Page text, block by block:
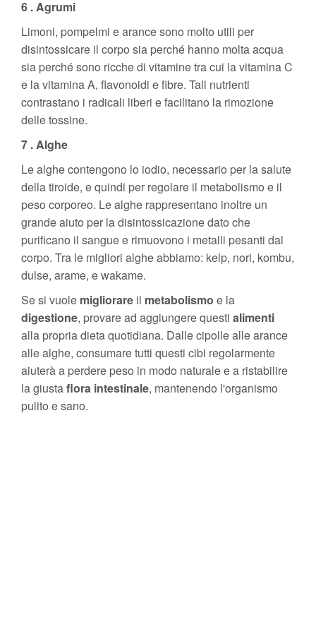
6 . Agrumi
Limoni, pompelmi e arance sono molto utili per
disintossicare il corpo sia perché hanno molta acqua
sia perché sono ricche di vitamine tra cui la vitamina C
e la vitamina A, flavonoidi e fibre. Tali nutrienti
contrastano i radicali liberi e facilitano la rimozione
delle tossine.
7 . Alghe
Le alghe contengono lo iodio, necessario per la salute
della tiroide, e quindi per regolare il metabolismo e il
peso corporeo. Le alghe rappresentano inoltre un
grande aiuto per la disintossicazione dato che
purificano il sangue e rimuovono i metalli pesanti dal
corpo. Tra le migliori alghe abbiamo: kelp, nori, kombu,
dulse, arame, e wakame.
Se si vuole migliorare il metabolismo e la
digestione, provare ad aggiungere questi alimenti
alla propria dieta quotidiana. Dalle cipolle alle arance
alle alghe, consumare tutti questi cibi regolarmente
aiuterà a perdere peso in modo naturale e a ristabilire
la giustaflora intestinale, mantenendo l'organismo
pulito e sano.